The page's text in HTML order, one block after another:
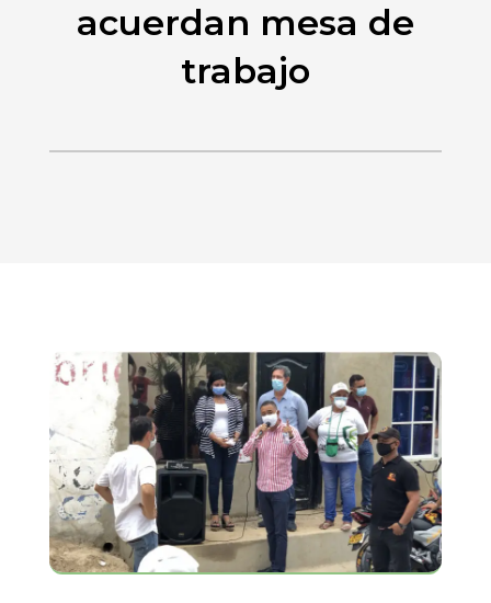
acuerdan mesa de
trabajo